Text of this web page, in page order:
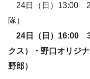
24日（日）13:00
隊）
24日（日）16:00
クス）・野口オリジ
野郎）